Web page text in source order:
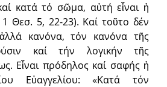
κατά τό σῶμα, αὐτή εἶναι ἡ
Θεσ. 5, 22-23). Καί τοῦτο δέν
κανόνα, τόν κανόνα τῆς
καί τήν λογικήν τῆς
Εἶναι πρόδηλος καί σαφής ἡ
Εὐαγγελίου: «Κατά τόν